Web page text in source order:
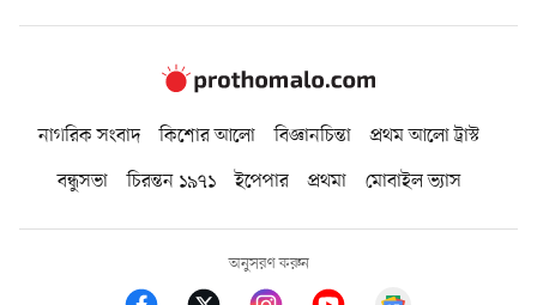
নাগরিক সংবাদ কিশোর আলো বিজ্ঞানচিন্তা
প্রথম আলো ট্রাস্ট
বন্ধুসভা
চিরন্তন ১৯৭১ ইপেপার প্রথমা মোবাইল ভ্যাস
অনুসরণ করুন